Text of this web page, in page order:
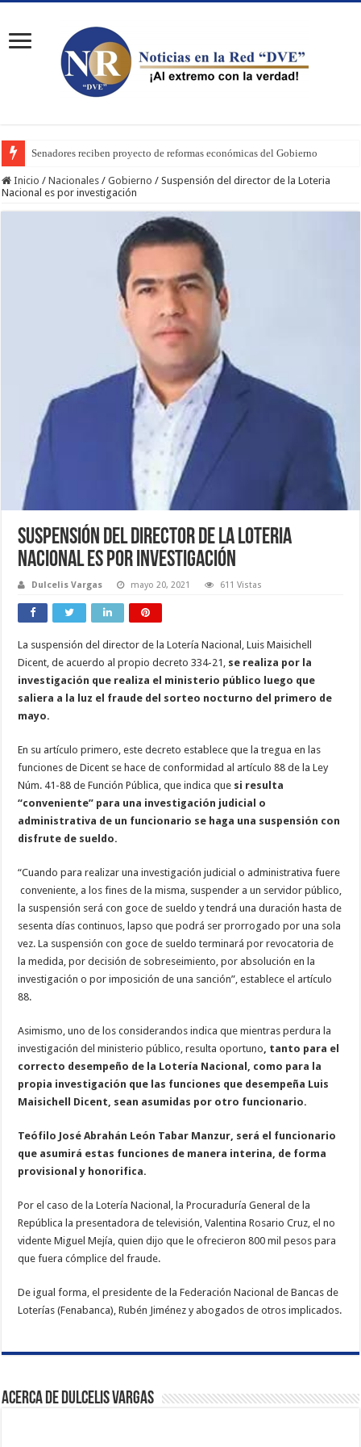
Senadores reciben proyecto de reformas económicas del Gobierno
Inicio / Nacionales / Gobierno / Suspensión del director de la Loteria
Nacional es por investigación
Suspensión del director de la Loteria
Nacional es por investigación
Dulcelis Vargas mayo 20, 2021 611 Vistas
La suspensión del director de la Lotería Nacional, Luis Maisichell
Dicent, de acuerdo al propio decreto 334-21, se realiza por la
investigación que realiza el ministerio público luego que
saliera a la luz el fraude del sorteo nocturno del primero de
mayo.
En su artículo primero, este decreto establece que la tregua en las
funciones de Dicent se hace de conformidad al artículo 88 de la Ley
Núm. 41-88 de Función Pública, que indica que si resulta
“conveniente” para una investigación judicial o
administrativa de un funcionario se haga una suspensión con
disfrute de sueldo.
“Cuando para realizar una investigación judicial o administrativa fuere
conveniente, a los fines de la misma, suspender a un servidor público,
la suspensión será con goce de sueldo y tendrá una duración hasta de
sesenta días continuos, lapso que podrá ser prorrogado por una sola
vez. La suspensión con goce de sueldo terminará por revocatoria de
la medida, por decisión de sobreseimiento, por absolución en la
investigación o por imposición de una sanción”, establece el artículo
88.
Asimismo, uno de los considerandos indica que mientras perdura la
investigación del ministerio público, resulta oportuno , tanto para el
correcto desempeño de la Lotería Nacional, como para la
propia investigación que las funciones que desempeña Luis
Maisichell Dicent, sean asumidas por otro funcionario.
Teófilo José Abrahán León Tabar Manzur, será el funcionario
que asumirá estas funciones de manera interina, de forma
provisional y honorifica.
Por el caso de la Lotería Nacional, la Procuraduría General de la
República la presentadora de televisión, Valentina Rosario Cruz, el no
vidente Miguel Mejía, quien dijo que le ofrecieron 800 mil pesos para
que fuera cómplice del fraude.
De igual forma, el presidente de la Federación Nacional de Bancas de
Loterías (Fenabanca), Rubén Jiménez y abogados de otros implicados.
Acerca de Dulcelis Vargas